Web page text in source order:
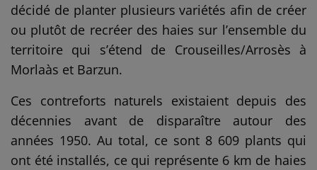
décidé de planter plusieurs variétés afin de créer
ou plutôt de recréer des haies sur l’ensemble du
territoire qui s’étend de Crouseilles/Arrosès à
Morlaàs et Barzun.
Ces contreforts naturels existaient depuis des
décennies avant de disparaître autour des
années 1950. Au total, ce sont 8 609 plants qui
ont été installés, ce qui représente 6 km de haies